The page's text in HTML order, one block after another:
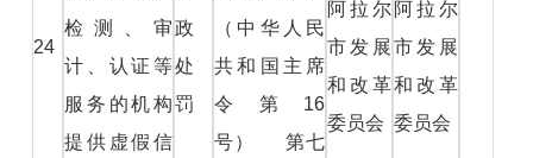
24
检测、审
计、认证等
服务的机构
提供虚假信
政
处
罚
（中华人民
共和国主席
令第16
号） 第七
阿拉尔
市发展
和改革
委员会
阿拉尔
市发展
和改革
委员会